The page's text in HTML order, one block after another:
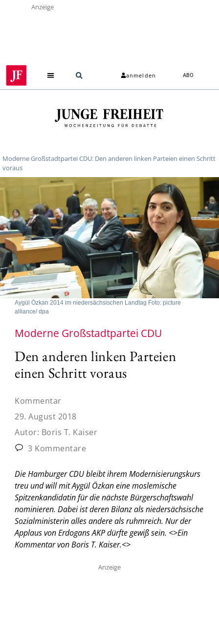
Anzeige
anmelden ABO
Moderne Großstadtpartei CDU: Den anderen linken Parteien einen Schritt
voraus
Aygül Özkan 2014 im niedersächsischen Landtag Foto: picture
alliance/ dpa
Moderne Großstadtpartei CDU
Den anderen linken Parteien
einen Schritt voraus
Kommentar
29. August 2018
Autor: Boris T. Kaiser
3 Kommentare
Die Hamburger CDU bleibt ihrem Modernisierungskurs
treu und will mit Aygül Özkan eine moslemische
Spitzenkandidatin für die nächste Bürgerschaftswahl
nominieren. Dabei ist deren Bilanz als niedersächsische
Sozialministerin alles andere als ruhmreich. Nur der
Applaus von Erdogans AKP dürfte gewiß sein. <>Ein
Kommentar von Boris T. Kaiser.<>
Anzeige